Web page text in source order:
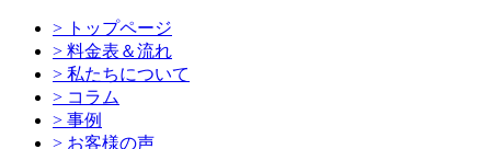
> トップページ
> 料金表＆流れ
> 私たちについて
> コラム
> 事例
> お客様の声